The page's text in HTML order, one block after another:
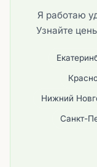
Я работаю
Узнайте
Нижний
Санкт-